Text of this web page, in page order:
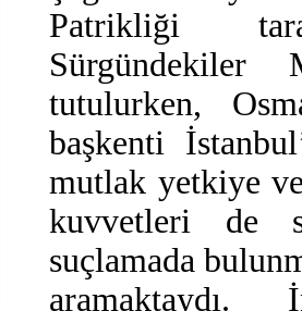
Patrikliği
Sürgündekiler
tutulurken,
başkenti
mutlak yetkiye
kuvvetleri de
suçlamada